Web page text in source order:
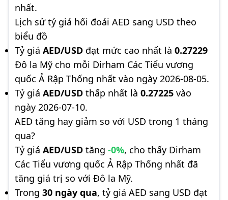
nhất.
Lịch sử tỷ giá hối đoái AED sang USD theo
biểu đồ
Tỷ giá AED/USD đạt mức cao nhất là 0.27229
Đô la Mỹ cho mỗi Dirham Các Tiểu vương
quốc Ả Rập Thống nhất vào ngày 2026-08-05.
Tỷ giá AED/USD thấp nhất là 0.27225 vào
ngày 2026-07-10.
AED tăng hay giảm so với USD trong 1 tháng
qua?
Tỷ giá AED/USD tăng -0%, cho thấy Dirham
Các Tiểu vương quốc Ả Rập Thống nhất đã
tăng giá trị so với Đô la Mỹ.
Trong 30 ngày qua, tỷ giá AED sang USD đạt